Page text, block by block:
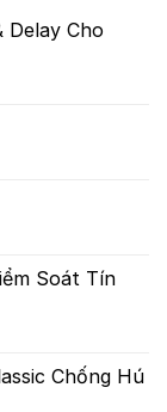
Delay Cho
Soát Tín
Chống Hú